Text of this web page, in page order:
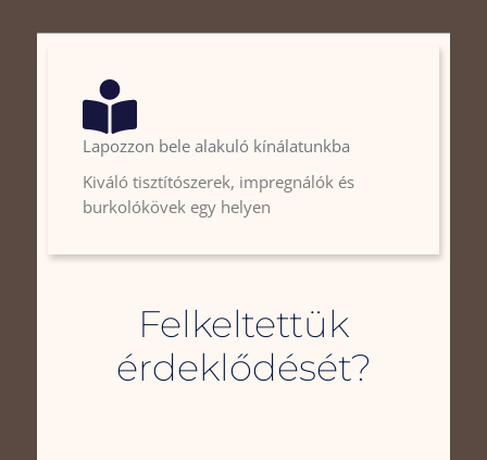
Lapozzon bele alakuló kínálatunkba
Kiváló tisztítószerek, impregnálók és
burkolókövek egy helyen
Felkeltettük
érdeklődését?